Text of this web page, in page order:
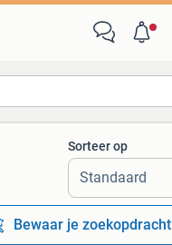
Alle afstanden…
Sorteer op
Bewaar je zoekopdracht